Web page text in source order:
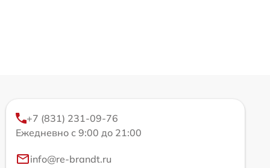
+7 (831) 231-09-76
Ежедневно с 9:00 до 21:00
info@re-brandt.ru